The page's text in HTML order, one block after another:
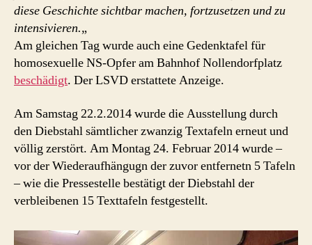
diese Geschichte sichtbar machen, fortzusetzen und zu
intensivieren.„
Am gleichen Tag wurde auch eine Gedenktafel für
homosexuelle NS-Opfer am Bahnhof Nollendorfplatz
beschädigt. Der LSVD erstattete Anzeige.
Am Samstag 22.2.2014 wurde die Ausstellung durch
den Diebstahl sämtlicher zwanzig Textafeln erneut und
völlig zerstört. Am Montag 24. Februar 2014 wurde –
vor der Wiederaufhängugn der zuvor entfernetn 5 Tafeln
– wie die Pressestelle bestätigt der Diebstahl der
verbleibenen 15 Texttafeln festgestellt.